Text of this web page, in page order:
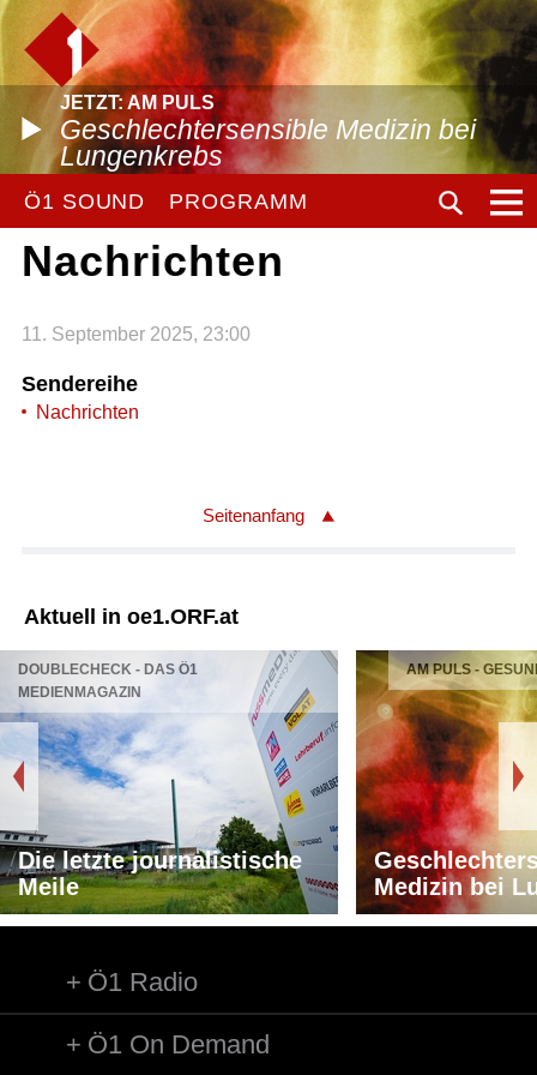
JETZT: AM PULS
Geschlechtersensible Medizin bei
Lungenkrebs
Ö1 SOUND PROGRAMM
Nachrichten
11. September 2025, 23:00
Sendereihe
Nachrichten
Seitenanfang
Aktuell in oe1.ORF.at
DOUBLECHECK - DAS Ö1
MEDIENMAGAZIN
Die letzte journalistische
Meile
AM PULS -
Medizin bei
Ö1 Radio
Ö1 On Demand